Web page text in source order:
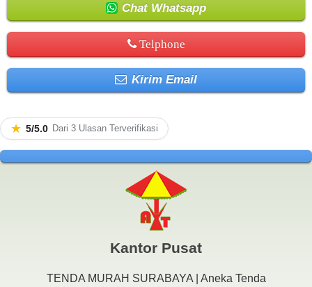
Chat Whatsapp
Telphone
Kirim Email
★ 5/5.0 Dari 3 Ulasan Terverifikasi
Kantor Pusat
TENDA MURAH SURABAYA | Aneka Tenda